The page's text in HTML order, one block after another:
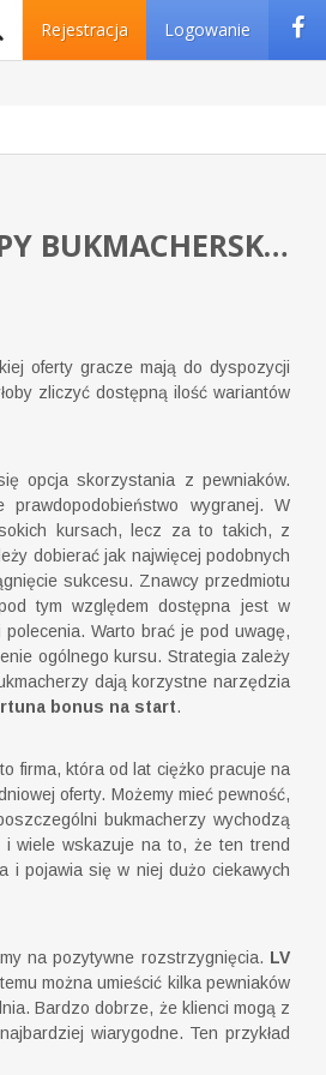
Rejestracja Logowanie
PEWNIAKI NA DZIŚ I JUTRO. DARMOWE TYPY DNIA. JAK OBSTAWIAĆ I GRAĆ PEWNE TYPY BUKMACHERSKIE?
oferty gracze mają do dyspozycji
zliczyć dostępną ilość wariantów
opcja skorzystania z pewniaków.
wygranej. W
kursach, lecz za to takich, z
dobierać jak najwięcej podobnych
sukcesu. Znawcy przedmiotu
tym względem dostępna jest w
Warto brać je pod uwagę,
ogólnego kursu. Strategia zależy
dają korzystne narzędzia
bonus na start.
firma, która od lat ciężko pracuje na
oferty. Możemy mieć pewność,
bukmacherzy wychodzą
i wiele wskazuje na to, że ten trend
i pojawia się w niej dużo ciekawych
na pozytywne rozstrzygnięcia. LV
można umieścić kilka pewniaków
Bardzo dobrze, że klienci mogą z
wiarygodne. Ten przykład